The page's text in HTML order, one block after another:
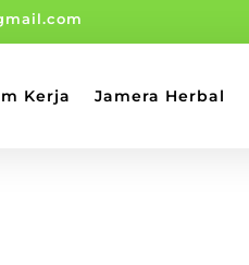
Kerja Jamera Herbal